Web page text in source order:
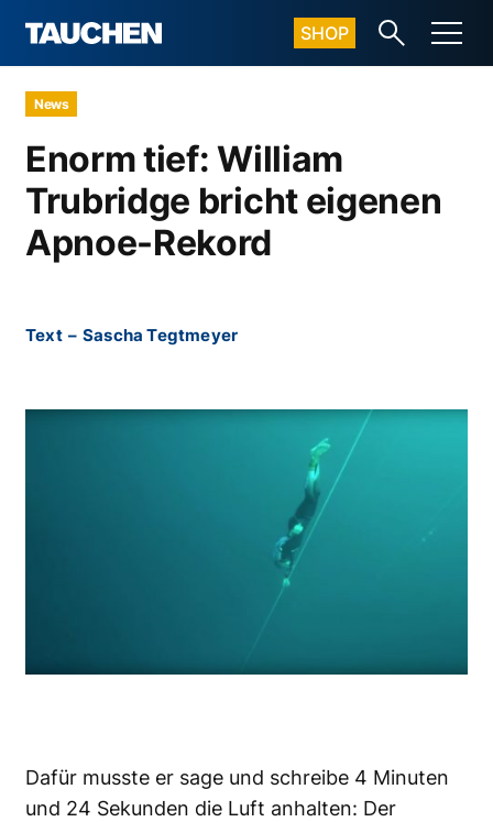
SHOP
News
Enorm tief: William
Trubridge bricht eigenen
Apnoe-Rekord
Text – Sascha Tegtmeyer
Dafür musste er sage und schreibe 4 Minuten
und 24 Sekunden die Luft anhalten: Der